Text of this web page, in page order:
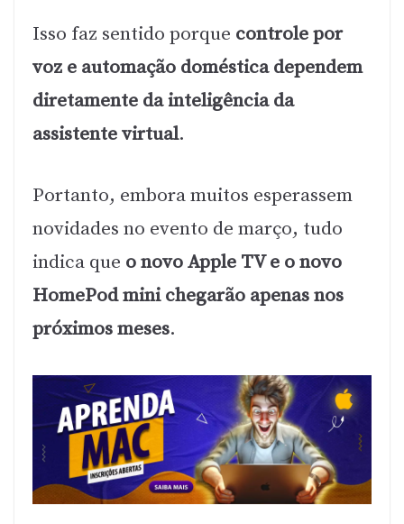
Isso faz sentido porque controle por
voz e automação doméstica dependem
diretamente da inteligência da
assistente virtual.
Portanto, embora muitos esperassem
novidades no evento de março, tudo
indica que o novo Apple TV e o novo
HomePod mini chegarão apenas nos
próximos meses.